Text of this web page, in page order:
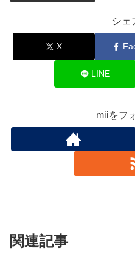
シェ
X
LINE
miiをフ
関連記事